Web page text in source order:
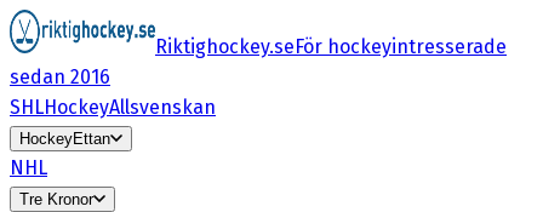
Riktighockey.seFör hockeyintresserade
sedan 2016
SHLHockeyAllsvenskan
HockeyEttan
NHL
Tre Kronor